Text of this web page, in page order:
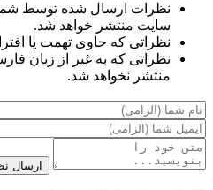
نظرات ارسال شده توسط
سایت منتشر خواهد شد.
نظراتی که حاوی تهمت یا
نظراتی که به غیر از زبان
منتشر نخواهد شد.
ارسال